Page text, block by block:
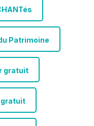
Patrimoine
gratuit
gratuit